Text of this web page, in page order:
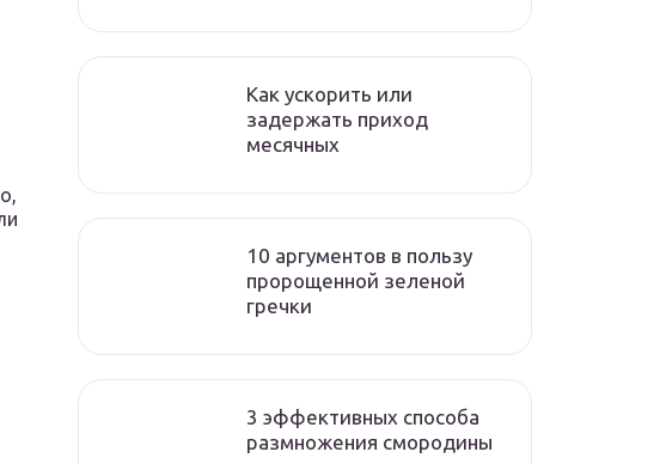
Как ускорить или
задержать приход
месячных
10 аргументов в пользу
пророщенной зеленой
гречки
3 эффективных способа
размножения смородины